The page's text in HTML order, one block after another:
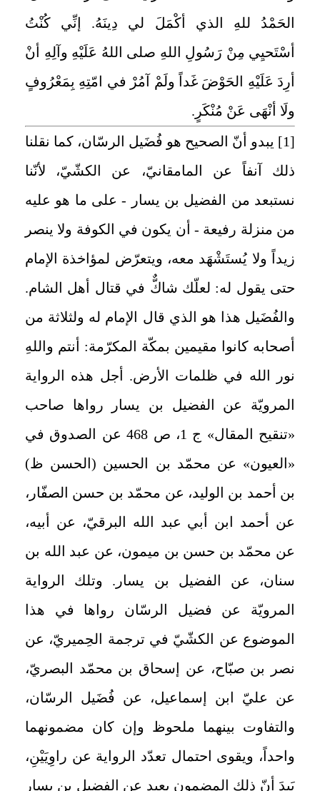
الحَمْدُ للهِ الذي أكْمَلَ لي دِينَهُ. إنِّي كُنْتُ
أسْتَحيِي مِنْ رَسُولِ اللهِ صلى اللهُ عَلَيْهِ وآلِهِ أنْ
أرِدَ عَلَيْهِ الحَوْضَ غَداً ولَمْ آمُرْ في امّتِهِ بِمَعْرُوفٍ
ولَا أنْهَى عَنْ مُنْكَرٍ.
[1]
يبدو أنّ الصحيح هو فُضَيل الرسّان، كما نقلنا
ذلك آنفاً عن المامقانيّ، عن الكشّيّ، لأنّنا
نستبعد من الفضيل بن يسار - على ما هو عليه
من منزلة رفيعة - أن يكون في الكوفة ولا ينصر
زيداً ولا يُستَشْهَد معه، ويتعرّض لمؤاخذة الإمام
حتى يقول له: لعلّك شاكٌّ في قتال أهل الشام.
والفُضَيل هذا هو الذي قال الإمام له ولثلاثة من
أصحابه كانوا مقيمين بمكّة المكرّمة: أنتم واللهِ
نور الله في ظلمات الأرض. أجل هذه الرواية
المرويّة عن الفضيل بن يسار رواها صاحب
«تنقيح المقال» ج 1، ص 468 عن الصدوق في
«العيون» عن محمّد بن الحسين (الحسن ظ)
بن أحمد بن الوليد، عن محمّد بن حسن الصفّار،
عن أحمد ابن أبي عبد الله البرقيّ، عن أبيه،
عن محمّد بن حسن بن ميمون، عن عبد الله بن
سنان، عن الفضيل بن يسار. وتلك الرواية
المرويّة عن فضيل الرسّان رواها في هذا
الموضوع عن الكشّيّ في ترجمة الحِميريّ، عن
نصر بن صبّاح، عن إسحاق بن محمّد البصريّ،
عن عليّ ابن إسماعيل، عن فُضَيل الرسّان،
والتفاوت بينهما ملحوظ وإن كان مضمونهما
واحداً، ويقوى احتمال تعدّد الرواية عن راوِيَيْنِ،
بَيدَ أنّ ذلك المضمون بعيد عن الفضيل بن يسار